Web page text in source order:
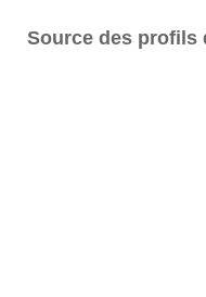
Source des profils